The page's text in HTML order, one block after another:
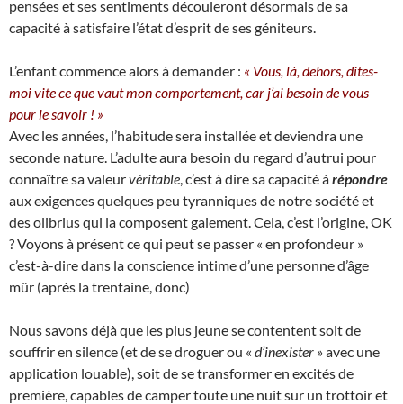
pensées et ses sentiments découleront désormais de sa
capacité à satisfaire l’état d’esprit de ses géniteurs.
L’enfant commence alors à demander : « Vous, là, dehors, dites-
moi vite ce que vaut mon comportement, car j’ai besoin de vous
pour le savoir ! »
Avec les années, l’habitude sera installée et deviendra une
seconde nature. L’adulte aura besoin du regard d’autrui pour
connaître sa valeurvéritable , c’est à dire sa capacité àrépondre
aux exigences quelques peu tyranniques de notre société et
des olibrius qui la composent gaiement. Cela, c’est l’origine, OK
? Voyons à présent ce qui peut se passer « en profondeur »
c’est-à-dire dans la conscience intime d’une personne d’âge
mûr (après la trentaine, donc)
Nous savons déjà que les plus jeune se contentent soit de
souffrir en silence (et de se droguer ou « d’inexister » avec une
application louable), soit de se transformer en excités de
première, capables de camper toute une nuit sur un trottoir et